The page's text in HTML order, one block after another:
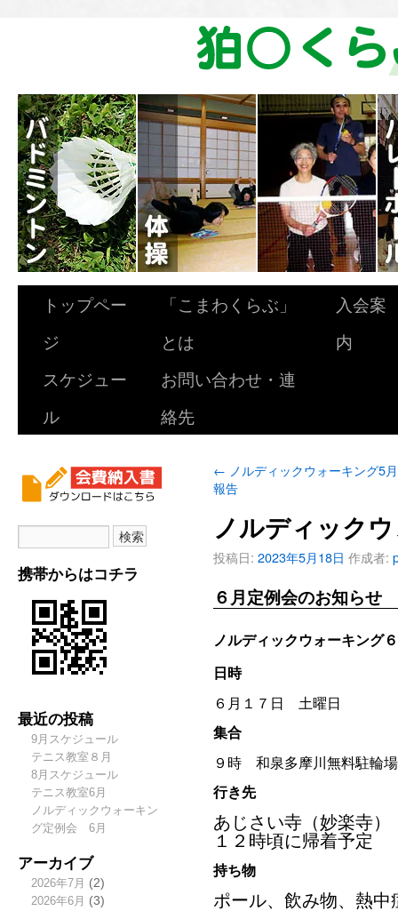
トップペー
ジ
「こまわくらぶ」
とは
入会案
内
スケジュー
ル
お問い合わせ・連
絡先
携帯からはコチラ
最近の投稿
9月スケジュール
テニス教室８月
8月スケジュール
テニス教室6月
ノルディックウォーキン
グ定例会 6月
アーカイブ
2026年7月 (2)
2026年6月 (3)
← ノルディックウォーキング5
報告
ノルディック
投稿日: 2023年5月18日 作成者:
６月定例会のお知らせ
ノルディックウォーキング
日時
６月１７日 土曜日
集合
９時 和泉多摩川無料駐輪
行き先
あじさい寺（妙楽寺）
１２時頃に帰着予定
持ち物
ポール、飲み物、熱中